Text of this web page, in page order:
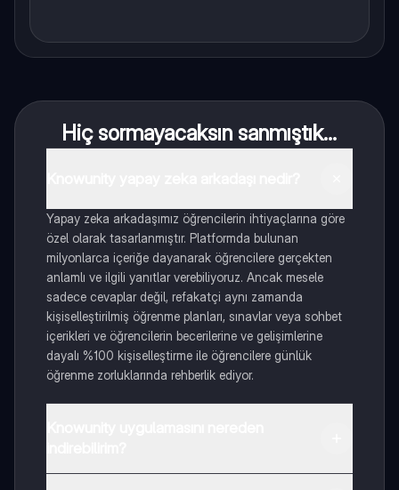
Hiç sormayacaksın sanmıştık...
Yapay zeka arkadaşımız öğrencilerin ihtiyaçlarına göre
özel olarak tasarlanmıştır. Platformda bulunan
milyonlarca içeriğe dayanarak öğrencilere gerçekten
anlamlı ve ilgili yanıtlar verebiliyoruz. Ancak mesele
sadece cevaplar değil, refakatçi aynı zamanda
kişiselleştirilmiş öğrenme planları, sınavlar veya sohbet
içerikleri ve öğrencilerin becerilerine ve gelişimlerine
dayalı %100 kişiselleştirme ile öğrencilere günlük
öğrenme zorluklarında rehberlik ediyor.